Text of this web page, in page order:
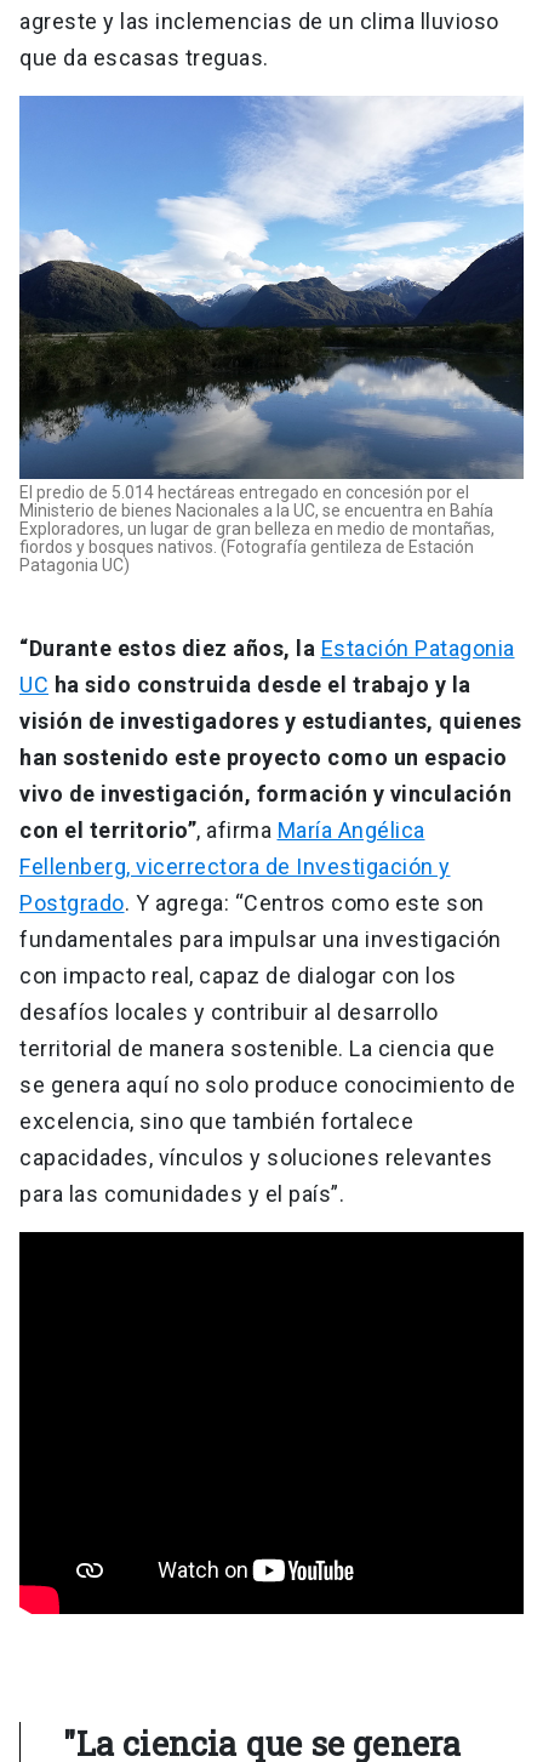
agreste y las inclemencias de un clima lluvioso
que da escasas treguas.
El predio de 5.014 hectáreas entregado en concesión por el
Ministerio de bienes Nacionales a la UC, se encuentra en Bahía
Exploradores, un lugar de gran belleza en medio de montañas,
fiordos y bosques nativos. (Fotografía gentileza de Estación
Patagonia UC)
“Durante estos diez años, la Estación Patagonia
UC ha sido construida desde el trabajo y la
visión de investigadores y estudiantes, quienes
han sostenido este proyecto como un espacio
vivo de investigación, formación y vinculación
con el territorio”, afirma María Angélica
Fellenberg, vicerrectora de Investigación y
Postgrado. Y agrega: “Centros como este son
fundamentales para impulsar una investigación
con impacto real, capaz de dialogar con los
desafíos locales y contribuir al desarrollo
territorial de manera sostenible. La ciencia que
se genera aquí no solo produce conocimiento de
excelencia, sino que también fortalece
capacidades, vínculos y soluciones relevantes
para las comunidades y el país”.
"La ciencia que se genera